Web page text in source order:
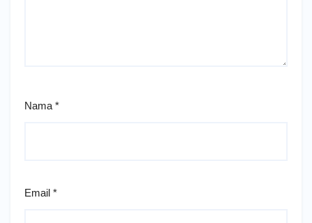
Nama *
Email *